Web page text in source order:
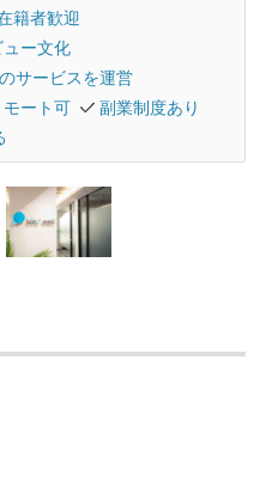
籍者歓迎
ー文化
サービスを運営
ート可
副業制度あり